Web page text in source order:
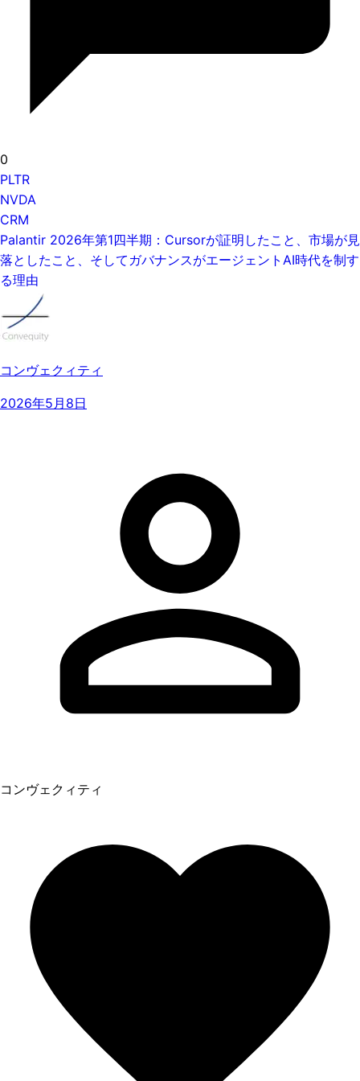
0
PLTR
NVDA
CRM
Palantir 2026年第1四半期：Cursorが証明したこと、市場が見
落としたこと、そしてガバナンスがエージェントAI時代を制す
る理由
コンヴェクィティ
2026年5月8日
コンヴェクィティ